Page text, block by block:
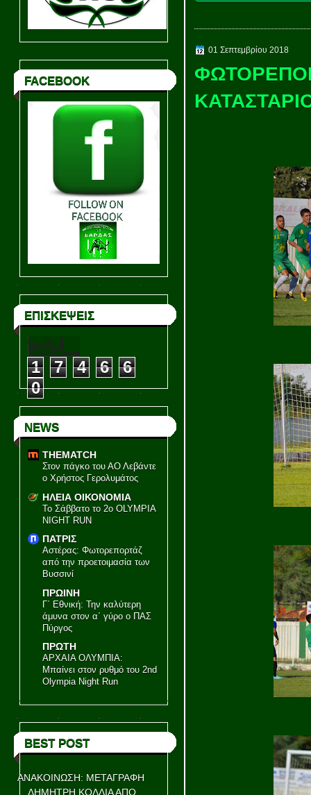
FACEBOOK
ΕΠΙΣΚΕΨΕΙΣ
1 7 4 6
6
0
NEWS
THEMATCH
Στον πάγκο του ΑΟ Λεβάντε
ο Χρήστος Γερολυμάτος
ΗΛΕΙΑ ΟΙΚΟΝΟΜΙΑ
Το Σάββατο το 2ο OLYMPIA
NIGHT RUN
ΠΑΤΡΙΣ
Αστέρας: Φωτορεπορτάζ
από την προετοιμασία των
Βυσσινί
ΠΡΩΙΝΗ
Γ΄ Εθνική: Την καλύτερη
άμυνα στον α΄ γύρο ο ΠΑΣ
Πύργος
ΠΡΩΤΗ
ΑΡΧΑΙΑ ΟΛΥΜΠΙΑ:
Μπαίνει στον ρυθμό του 2nd
Olympia Night Run
BEST POST
ΑΝΑΚΟΙΝΩΣΗ: ΜΕΤΑΓΡΑΦΗ
ΔΗΜΗΤΡΗ ΚΟΛΛΙΑ ΑΠΟ
01 Σεπτεμβρίου 2018